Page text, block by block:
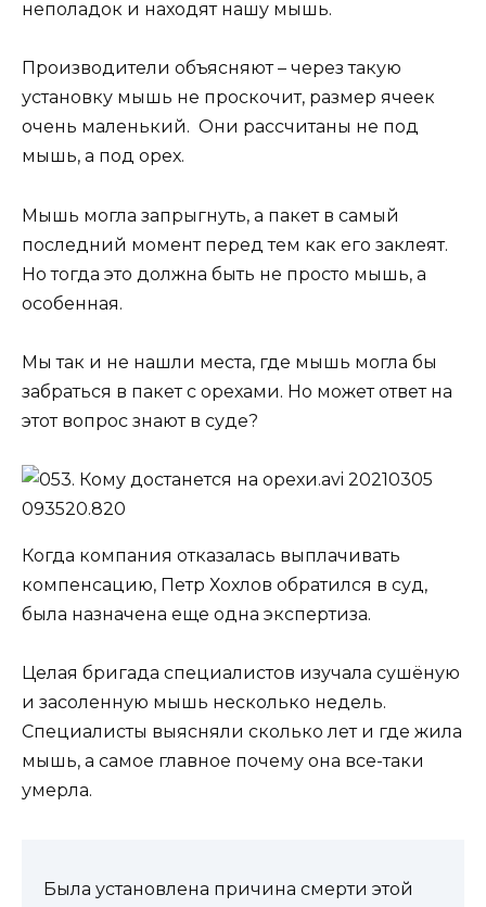
неполадок и находят нашу мышь.
Производители объясняют – через такую
установку мышь не проскочит, размер ячеек
очень маленький. Они рассчитаны не под
мышь, а под орех.
Мышь могла запрыгнуть, а пакет в самый
последний момент перед тем как его заклеят.
Но тогда это должна быть не просто мышь, а
особенная.
Мы так и не нашли места, где мышь могла бы
забраться в пакет с орехами. Но может ответ на
этот вопрос знают в суде?
Когда компания отказалась выплачивать
компенсацию, Петр Хохлов обратился в суд,
была назначена еще одна экспертиза.
Целая бригада специалистов изучала сушёную
и засоленную мышь несколько недель.
Специалисты выясняли сколько лет и где жила
мышь, а самое главное почему она все-таки
умерла.
Была установлена причина смерти этой